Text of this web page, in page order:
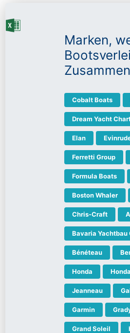
Marken,
Cobalt Boats
Dream Yacht
Elan
Ferretti Group
Formula Boats
Boston Whaler
Chris-Craft
Bavaria Yachtbau
Bénéteau
Honda
Jeanneau
Garmin
Grand Soleil